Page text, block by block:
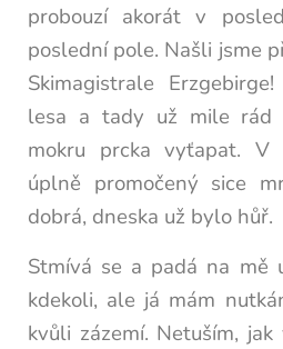
probouzí akorát v
poslední pole. Našli jsme
Skimagistrale
lesa a tady už mile rád
mokru prcka vyťapat. V
úplně promočený sice
dobrá, dneska už bylo hůř.
Stmívá se a padá na mě
kdekoli, ale já mám
kvůli zázemí. Netuším,